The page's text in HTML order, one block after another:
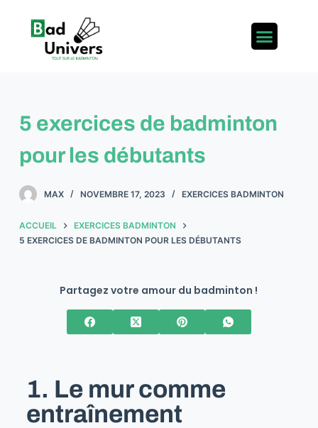
a
c
n
e
5 exercices de badminton
pour les débutants​
MAX NOVEMBRE 17, 2023 EXERCICES BADMINTON
ACCUEIL
EXERCICES BADMINTON
5 EXERCICES DE BADMINTON POUR LES DÉBUTANTS​
Partagez votre amour du badminton !
1. Le mur comme
entraînement